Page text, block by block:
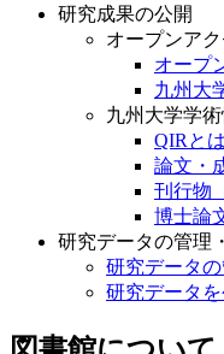
研究成果の公開
オープンアク
オープ
九州大
九州大学学
QIRとは
論文・
刊行物
博士論
研究データの管理
研究データ
研究データ